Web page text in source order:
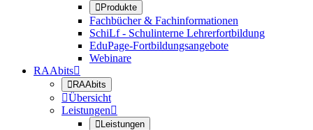
Produkte
Fachbücher & Fachinformationen
SchiLf - Schulinterne Lehrerfortbildung
EduPage-Fortbildungsangebote
Webinare
RAAbits
RAAbits
Übersicht
Leistungen
Leistungen